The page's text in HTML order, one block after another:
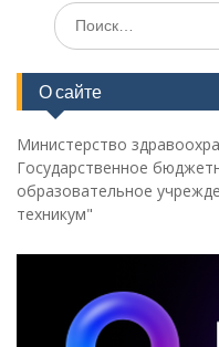
Поиск
по:
О сайте
Министерство
Государственное
образовательное
техникум"